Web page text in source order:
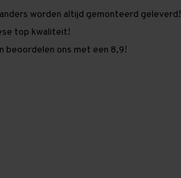
2.500
mm
x
2.900
mm
worden altijd gemonteerd geleverd!
top kwaliteit!
beoordelen ons met een 8,9!